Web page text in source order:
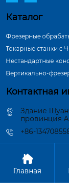
Каталог
Фрезерные
Токарные станки с
Нестандартные
Вертикально-
Контактная
Здание
провинция
+86-
Авторское

Главная